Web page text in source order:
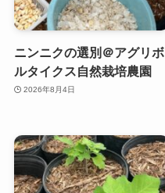
ニンニクの選別＠アグリボ
ルタイクス自然栽培農園
2026年8月4日